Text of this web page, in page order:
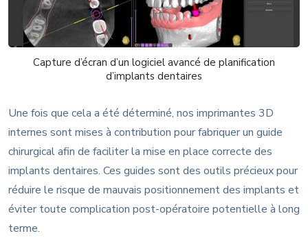
Capture d’écran d’un logiciel avancé de planification
d’implants dentaires
Une fois que cela a été déterminé, nos imprimantes 3D
internes sont mises à contribution pour fabriquer un guide
chirurgical afin de faciliter la mise en place correcte des
implants dentaires. Ces guides sont des outils précieux pour
réduire le risque de mauvais positionnement des implants et
éviter toute complication post-opératoire potentielle à long
terme.